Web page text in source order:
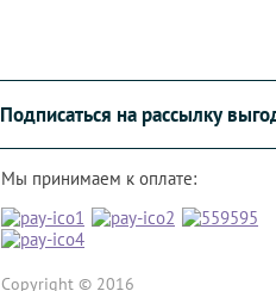
Подписаться на рассылку
Мы принимаем к оплате:
Copyright © 2016